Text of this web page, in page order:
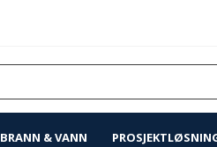
BRANN & VANN